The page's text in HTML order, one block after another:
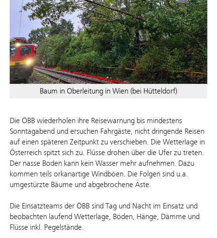
Baum in Oberleitung in Wien (bei Hütteldorf)
Die ÖBB wiederholen ihre Reisewarnung bis mindestens
Sonntagabend und ersuchen Fahrgäste, nicht dringende Reisen
auf einen späteren Zeitpunkt zu verschieben. Die Wetterlage in
Österreich spitzt sich zu. Flüsse drohen über die Ufer zu treten.
Der nasse Boden kann kein Wasser mehr aufnehmen. Dazu
kommen teils orkanartige Windböen. Die Folgen sind u.a.
umgestürzte Bäume und abgebrochene Äste.
Die Einsatzteams der ÖBB sind Tag und Nacht im Einsatz und
beobachten laufend Wetterlage, Böden, Hänge, Dämme und
Flüsse inkl. Pegelstände.